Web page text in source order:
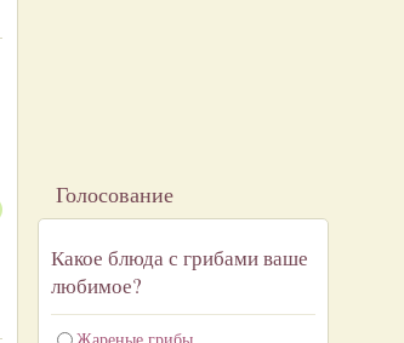
Голосование
Какое блюда с грибами ваше
любимое?